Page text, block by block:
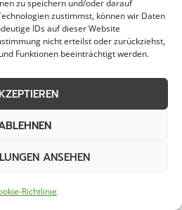
zu speichern und/oder darauf
zustimmst, können wir Daten
IDs auf dieser Website
nicht erteilst oder zurückziehst,
Funktionen beeinträchtigt werden.
ANSEHEN
Richtlinie
Räumung von
öffentlichen Flächen
in Wuppertal